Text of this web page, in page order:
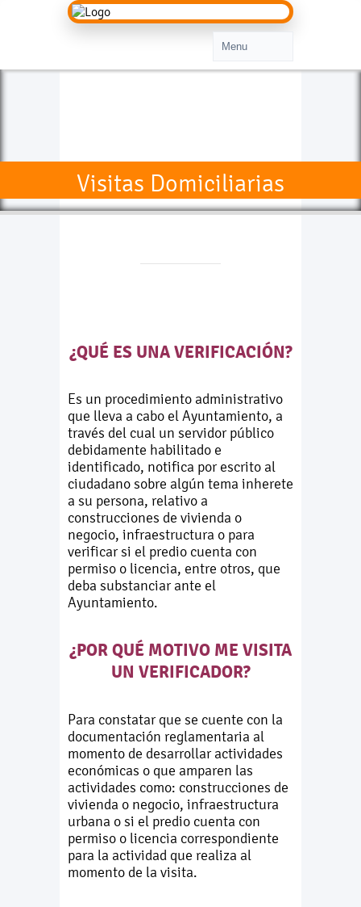
Visitas Domiciliarias
¿QUÉ ES UNA VERIFICACIÓN?
Es un procedimiento administrativo
que lleva a cabo el Ayuntamiento, a
través del cual un servidor público
debidamente habilitado e
identificado, notifica por escrito al
ciudadano sobre algún tema inherete
a su persona, relativo a
construcciones de vivienda o
negocio, infraestructura o para
verificar si el predio cuenta con
permiso o licencia, entre otros, que
deba substanciar ante el
Ayuntamiento.
¿POR QUÉ MOTIVO ME VISITA
UN VERIFICADOR?
Para constatar que se cuente con la
documentación reglamentaria al
momento de desarrollar actividades
económicas o que amparen las
actividades como: construcciones de
vivienda o negocio, infraestructura
urbana o si el predio cuenta con
permiso o licencia correspondiente
para la actividad que realiza al
momento de la visita.